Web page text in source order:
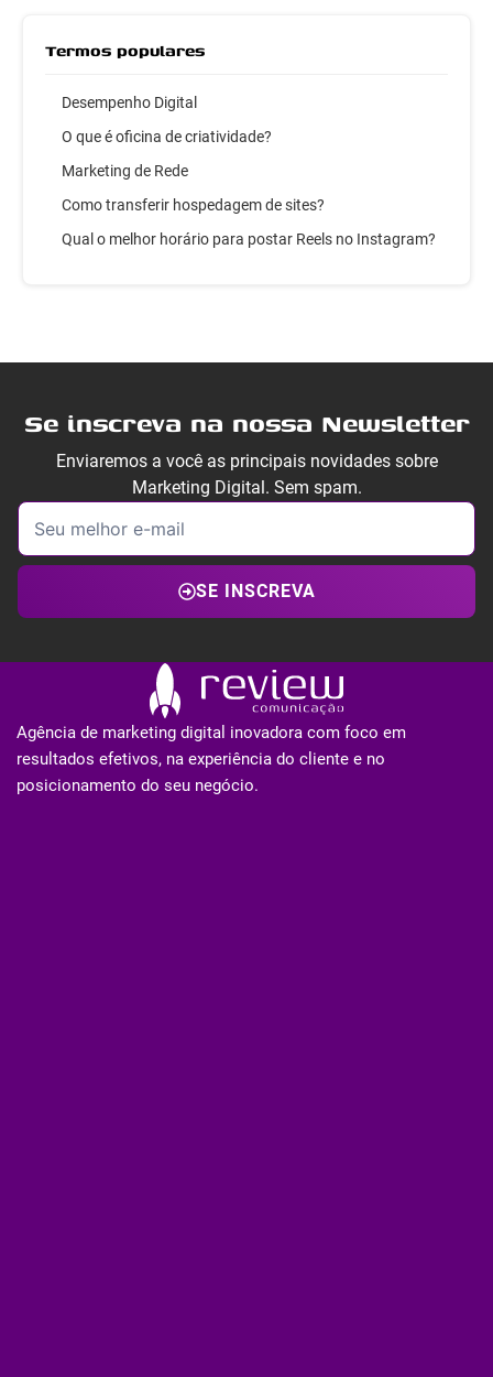
Termos populares
Desempenho Digital
O que é oficina de criatividade?
Marketing de Rede
Como transferir hospedagem de sites?
Qual o melhor horário para postar Reels no Instagram?
Se inscreva na nossa Newsletter
Enviaremos a você as principais novidades sobre
Marketing Digital. Sem spam.
SE INSCREVA
Agência de marketing digital inovadora com foco em
resultados efetivos, na experiência do cliente e no
posicionamento do seu negócio.